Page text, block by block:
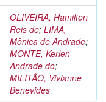
OLIVEIRA, Hamilton
Reis de; LIMA,
Mônica de Andrade;
MONTE, Kerlen
Andrade do;
MILITÃO, Vivianne
Benevides